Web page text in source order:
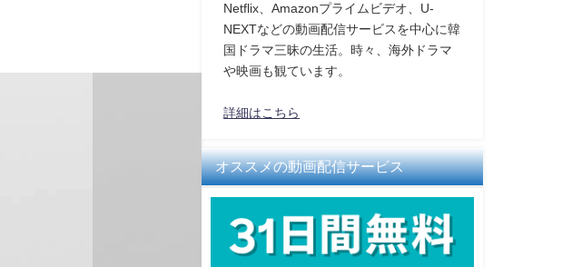
Netflix、Amazonプライムビデオ、U-
NEXTなどの動画配信サービスを中心に韓
国ドラマ三昧の生活。時々、海外ドラマ
や映画も観ています。
詳細はこちら
オススメの動画配信サービス